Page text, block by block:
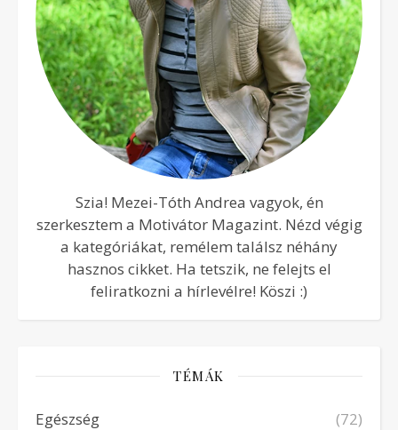
Szia! Mezei-Tóth Andrea vagyok, én
szerkesztem a Motivátor Magazint. Nézd végig
a kategóriákat, remélem találsz néhány
hasznos cikket. Ha tetszik, ne felejts el
feliratkozni a hírlevélre! Köszi :)
TÉMÁK
Egészség
(72)